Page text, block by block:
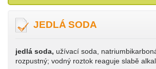
JEDLÁ SODA
jedlá soda, užívací soda,
rozpustný; vodný roztok reaguje slabě